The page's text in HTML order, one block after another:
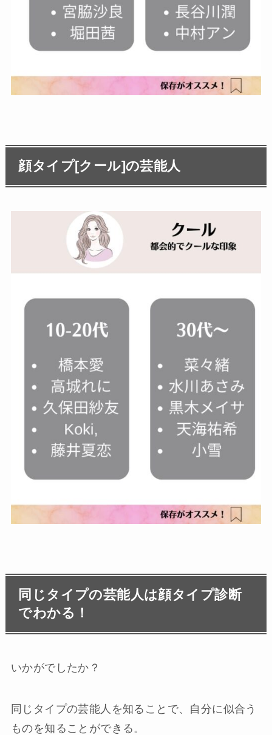
顔タイプ[クール]の芸能人
同じタイプの芸能人は顔タイプ診断
でわかる！
いかがでしたか？
同じタイプの芸能人を知ることで、自分に似合う
ものを知ることができる。